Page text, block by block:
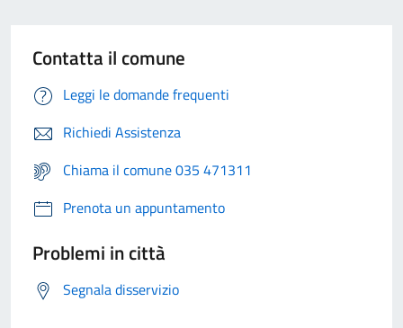
Contatta il comune
Leggi le domande frequenti
Richiedi Assistenza
Chiama il comune 035 471311
Prenota un appuntamento
Problemi in città
Segnala disservizio